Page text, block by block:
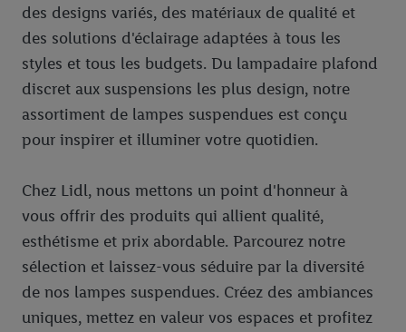
des designs variés, des matériaux de qualité et
des solutions d'éclairage adaptées à tous les
styles et tous les budgets. Du lampadaire plafond
discret aux suspensions les plus design, notre
assortiment de lampes suspendues est conçu
pour inspirer et illuminer votre quotidien.
Chez Lidl, nous mettons un point d'honneur à
vous offrir des produits qui allient qualité,
esthétisme et prix abordable. Parcourez notre
sélection et laissez-vous séduire par la diversité
de nos lampes suspendues. Créez des ambiances
uniques, mettez en valeur vos espaces et profitez